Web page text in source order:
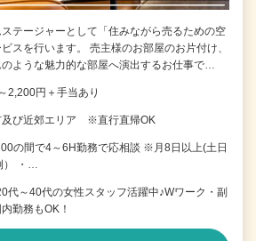
テージャーとして「住みながら売るための空
スを行います。 売主様のお部屋のお片付け、
ような魅力的な部屋へ演出するお仕事で…
2,200円＋手当あり
及び近郊エリア ※直行直帰OK
の間で4～6H勤務で応相談 ※月8日以上(土日
・…
代～40代の女性スタッフ活躍中♪Wワーク・副
勤務もOK！